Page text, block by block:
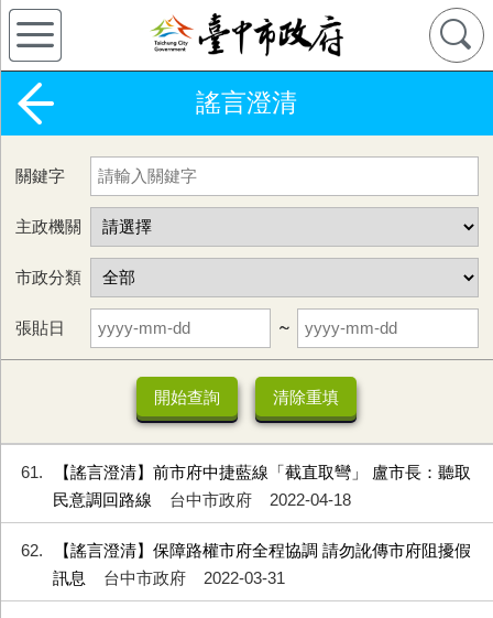
謠言澄清
關鍵字
主政機關
市政分類
張貼日 ~
61
【謠言澄清】前市府中捷藍線「截直取彎」 盧市長：聽取
民意調回路線
台中市政府 2022-04-18
62
【謠言澄清】保障路權市府全程協調 請勿訛傳市府阻擾假
訊息
台中市政府 2022-03-31